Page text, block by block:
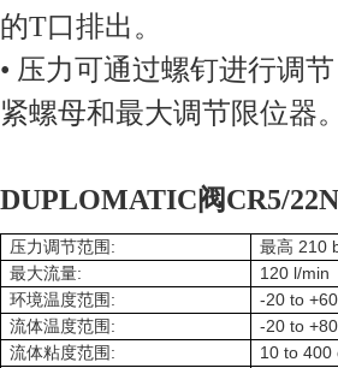
的T口排出。
• 压力可通过螺钉进行调
紧螺母和最大调节限位器。
DUPLOMATIC阀CR5/22N
压力调节范围 : 最高 210
最大流量: 120 l/min
环境温度范围 : -20 to
流体温度范围 : -20 to
流体粘度范围 : 10 to 400